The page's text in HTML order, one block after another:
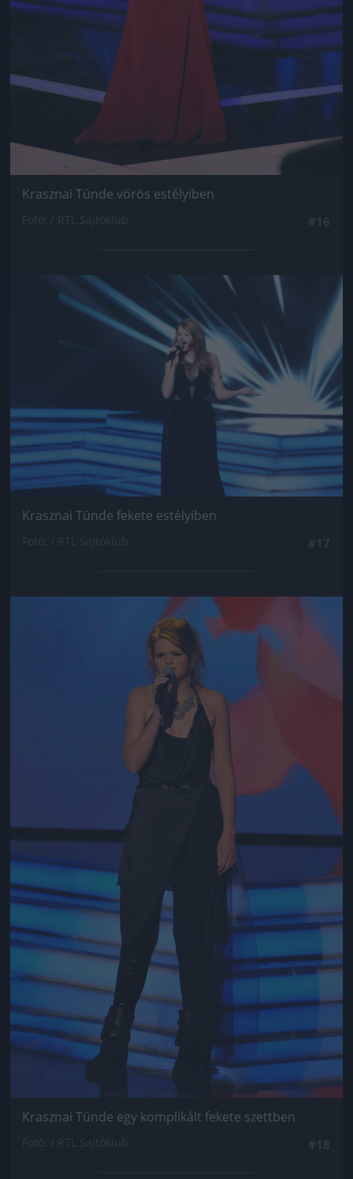
Krasznai Tünde vörös estélyiben
Jön még kép!
Krasznai Tünde fekete estélyiben
Jön még kép!
Krasznai Tünde egy komplikált fekete szettben